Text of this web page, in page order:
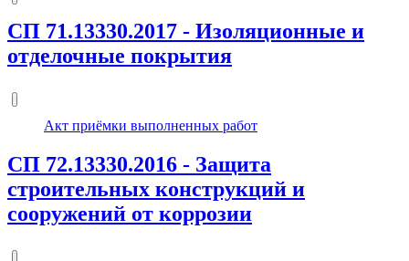
СП 71.13330.2017 - Изоляционные и
отделочные покрытия
Акт приёмки выполненных работ
СП 72.13330.2016 - Защита
строительных конструкций и
сооружений от коррозии